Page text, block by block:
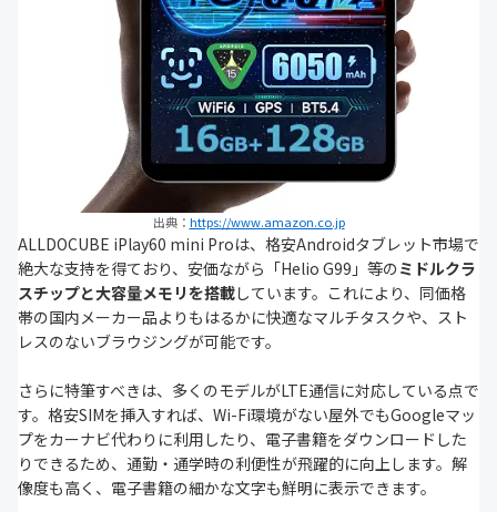
出典： https://www.amazon.co.jp
ALLDOCUBE iPlay60 mini Proは、格安Androidタブレット市場で
絶大な支持を得ており、安価ながら「Helio G99」等のミドルクラ
スチップと大容量メモリを搭載しています。これにより、同価格
帯の国内メーカー品よりもはるかに快適なマルチタスクや、スト
レスのないブラウジングが可能です。
さらに特筆すべきは、多くのモデルがLTE通信に対応している点で
す。格安SIMを挿入すれば、Wi-Fi環境がない屋外でもGoogleマッ
プをカーナビ代わりに利用したり、電子書籍をダウンロードした
りできるため、通勤・通学時の利便性が飛躍的に向上します。解
像度も高く、電子書籍の細かな文字も鮮明に表示できます。